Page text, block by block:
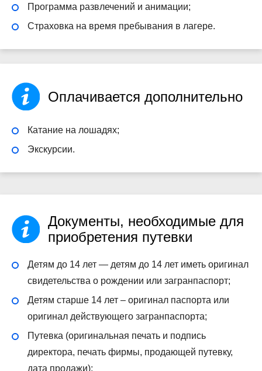
Программа развлечений и анимации;
Страховка на время пребывания в лагере.
Оплачивается дополнительно
Катание на лошадях;
Экскурсии.
Документы, необходимые для
приобретения путевки
Детям до 14 лет — детям до 14 лет иметь оригинал
свидетельства о рождении или загранпаспорт;
Детям старше 14 лет – оригинал паспорта или
оригинал действующего загранпаспорта;
Путевка (оригинальная печать и подпись
директора, печать фирмы, продающей путевку,
дата продажи);